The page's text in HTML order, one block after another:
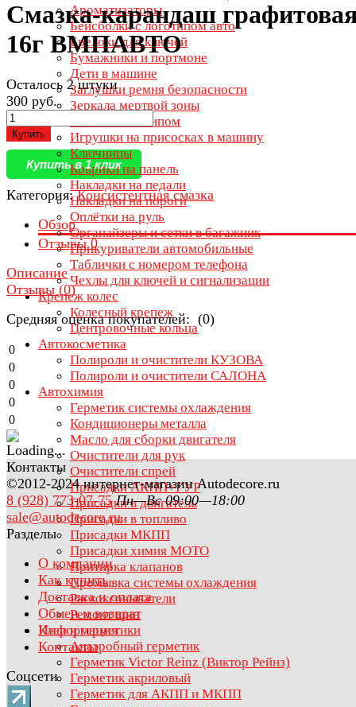
Ароматизаторы
Бейсболки с логотипом авто
Брелоки для ключей
Бумажники и портмоне
Дети в машине
Заглушки ремня безопасности
Зеркала мертвой зоны
Зонты с логотипом
Игрушки на присосках в машину
Ключницы
Коврики на панель
Накладки на педали
Накладки на пороги
Оплётки на руль
Органайзеры и сетки в багажник
Прикуриватели автомобильные
Таблички с номером телефона
Чехлы для ключей и сигнализации
Крепеж колес
Колесный крепеж
Центровочные кольца
Автокосметика
Полироли и очистители КУЗОВА
Полироли и очистители САЛОНА
Автохимия
Герметик системы охлаждения
Кондиционеры металла
Масло для сборки двигателя
Очистители для рук
Очистители спрей
Присадки АКПП+ГУР
Присадки в двигатель
Присадки в топливо
Присадки МКПП
Присадки химия МОТО
Притирка клапанов
Промывка системы охлаждения
Раскоксовыватели
Ремонт шин
Клеи и герметики
Анаэробный герметик
Герметик Victor Reinz (Виктор Рейнз)
Герметик акриловый
Герметик для АКПП и МКПП
Смазка-карандаш
16г ВМПАВТО
Осталось 2 штуки
300 руб.
Купить
Купить в 1 клик
Категория:Консистентная смазка
Обзор
Отзывы0
Описание
Отзывы (0)
Средняя оценка покупателей: (0)
0
0
0
0
0
Контакты
©2012-2024 интернет-магазин Autodecore.ru
8 (928) 773-07-75 Пн—Вс 09:00—18:00
sale@autodecore.ru
Разделы
О компании
Как купить
Доставка и оплата
Обмен и возврат
Информация
Контакты
Соцсети